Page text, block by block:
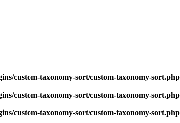
custom-taxonomy-sort/custom-taxonomy-sort.php
custom-taxonomy-sort/custom-taxonomy-sort.php
custom-taxonomy-sort/custom-taxonomy-sort.php